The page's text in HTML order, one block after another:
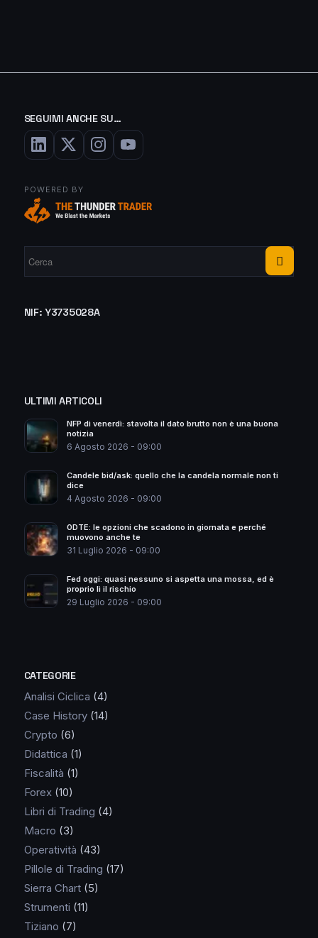
SEGUIMI ANCHE SU…
POWERED BY
NIF: Y3735028A
ULTIMI ARTICOLI
NFP di venerdì: stavolta il dato brutto non è una buona
notizia
6 Agosto 2026 - 09:00
Candele bid/ask: quello che la candela normale non ti
dice
4 Agosto 2026 - 09:00
0DTE: le opzioni che scadono in giornata e perché
muovono anche te
31 Luglio 2026 - 09:00
Fed oggi: quasi nessuno si aspetta una mossa, ed è
proprio lì il rischio
29 Luglio 2026 - 09:00
CATEGORIE
Analisi Ciclica (4)
Case History(14)
Crypto (6)
Didattica (1)
Fiscalità (1)
Forex(10)
Libri di Trading (4)
Macro (3)
Operatività (43)
Pillole di Trading (17)
Sierra Chart(5)
Strumenti (11)
Tiziano (7)